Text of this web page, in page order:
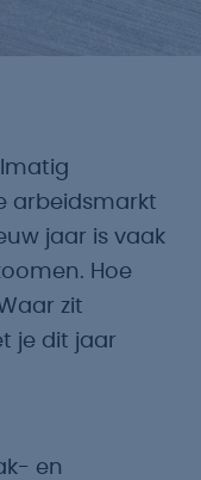
arbeidsmarkt
jaar is vaak
Hoe
zit
je dit jaar
en